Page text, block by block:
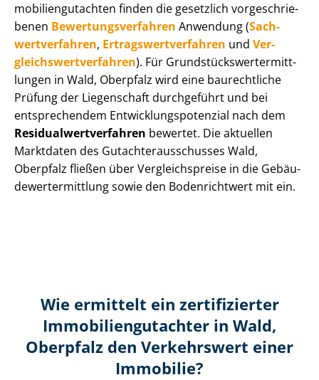
mo­bi­li­en­gut­ach­ten finden die gesetzlich vor­ge­schrie­
be­nen Be­wer­tungs­ver­fah­ren Anwendung (Sach­
wert­ver­fah­ren, Er­trags­wert­ver­fah­ren und Ver­
gleichs­wert­ver­fah­ren). Für Grund­stücks­wert­ermitt­
lun­gen in Wald, Oberpfalz wird eine baurechtliche
Prüfung der Liegenschaft durchgeführt und bei
entsprechendem Ent­wick­lungs­po­ten­zi­al nach dem
Re­si­du­al­wert­ver­fah­ren bewertet. Die aktuellen
Marktdaten des Gut­ach­ter­aus­schus­ses Wald,
Oberpfalz fließen über Ver­gleichs­prei­se in die Ge­bäu­
de­wert­ermitt­lung sowie den Bodenrichtwert mit ein.
Wie ermittelt ein zertifizierter
Immobilien­gutachter in Wald,
Oberpfalz den Verkehrswert einer
Immobilie?